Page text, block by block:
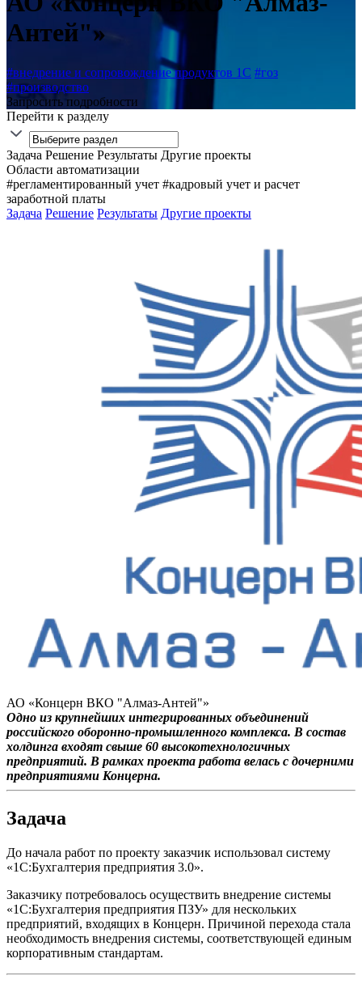
Антей"»
#внедрение и сопровождение продуктов 1С #гоз
#производство
Запросить подробности
Перейти к разделу
Задача Решение Результаты Другие проекты
Области автоматизации
#регламентированный учет #кадровый учет и расчет
заработной платы
Задача Решение Результаты Другие проекты
АО «Концерн ВКО "Алмаз-Антей"»
Одно из крупнейших интегрированных объединений
российского оборонно-промышленного комплекса. В состав
холдинга входят свыше 60 высокотехнологичных
предприятий. В рамках проекта работа велась с дочерними
предприятиями Концерна.
Задача
До начала работ по проекту заказчик использовал систему
«1С:Бухгалтерия предприятия 3.0».
Заказчику потребовалось осуществить внедрение системы
«1С:Бухгалтерия предприятия ПЗУ» для нескольких
предприятий, входящих в Концерн. Причиной перехода стала
необходимость внедрения системы, соответствующей единым
корпоративным стандартам.